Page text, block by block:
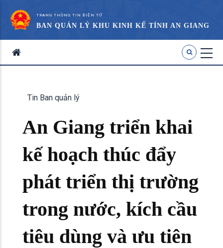
TRANG THÔNG TIN ĐIỆN TỬ
BAN QUẢN LÝ KHU KINH KẾ TỈNH AN GIANG
Tin Ban quản lý
An Giang triển khai
kế hoạch thúc đẩy
phát triển thị trường
trong nước, kích cầu
tiêu dùng và ưu tiên